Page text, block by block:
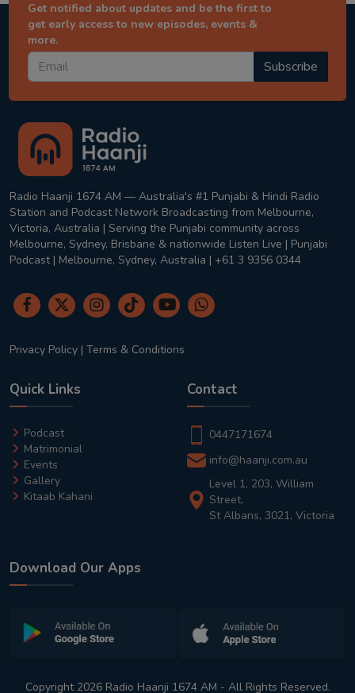
Get notified about updates and be the first to
get early access to new episodes, events &
more.
Subscribe
Radio Haanji 1674 AM — Australia's #1 Punjabi & Hindi Radio
Station and Podcast Network Broadcasting from Melbourne,
Victoria, Australia | Serving the Punjabi community across
Melbourne, Sydney, Brisbane & nationwide Listen Live | Punjabi
Podcast | Melbourne, Sydney, Australia | +61 3 9356 0344
Privacy Policy | Terms & Conditions
Quick Links
Podcast
Matrimonial
Events
Gallery
Kitaab Kahani
Contact
0447171674
info@haanji.com.au
Level 1, 203, William
Street,
St Albans, 3021, Victoria
Download Our Apps
Copyright 2026 Radio Haanji 1674 AM - All Rights Reserved.